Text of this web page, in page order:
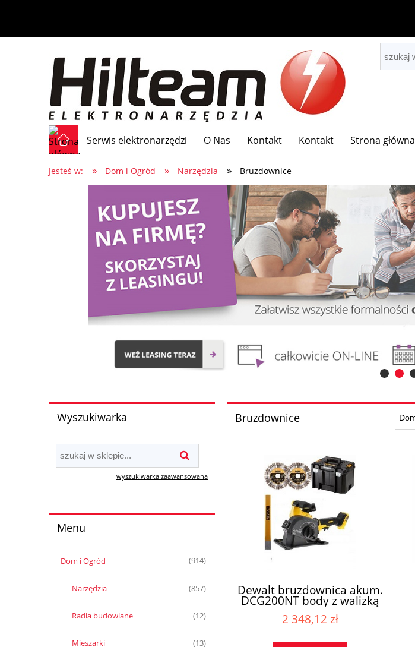
Serwis elektronarzędzi O Nas Kontakt Kontakt Strona główna
Jesteś w: » Dom i Ogród » Narzędzia » Bruzdownice
Wyszukiwarka
wyszukiwarka zaawansowana
Menu
Dom i Ogród (914)
Narzędzia (857)
Radia budowlane (12)
Mieszarki (13)
Bruzdownice
Dewalt bruzdownica akum.
DCG200NT body z walizką
2 348,12 zł